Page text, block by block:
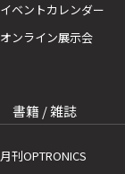
イベントカレンダー
オンライン展示会
書籍 / 雑誌
月刊OPTRONICS